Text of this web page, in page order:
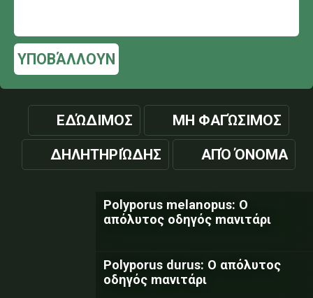
ΥΠΟΒΆΛΛΟΥΝ
ΕΔΏΔΙΜΟΣ ΜΗ ΦΑΓΏΣΙΜΟΣ
ΔΗΛΗΤΗΡΙΏΔΗΣ ΑΠΌ ΌΝΟΜΑ
Polyporus melanopus: Ο
απόλυτος οδηγός mανιτάρι
Polyporus durus: Ο απόλυτος
οδηγός mανιτάρι